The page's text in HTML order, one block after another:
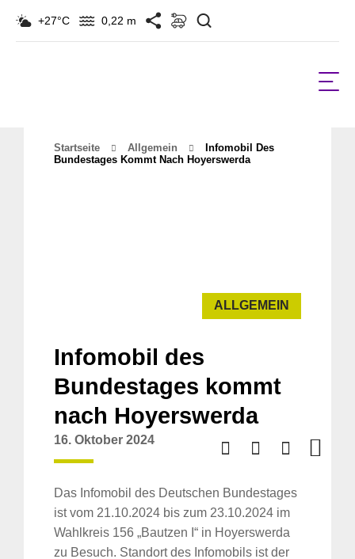
+27°C 0,22 m
Startseite Allgemein
Infomobil Des
Bundestages Kommt Nach Hoyerswerda
ALLGEMEIN
Infomobil des
Bundestages kommt
nach Hoyerswerda
16. Oktober 2024
Das Infomobil des Deutschen Bundestages
ist vom 21.10.2024 bis zum 23.10.2024 im
Wahlkreis 156 „Bautzen I“ in Hoyerswerda
zu Besuch. Standort des Infomobils ist der